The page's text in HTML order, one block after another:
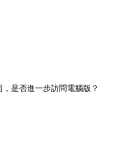
是否進一步訪問電腦版？